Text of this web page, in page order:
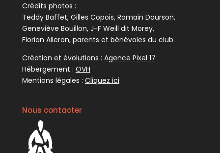
Crédits photos :
Teddy Baffet, Gilles Copois, Romain Dourson,
Geneviève Bouillon, J-F Weill dit Morey,
Florian Alleron, parents et bénévoles du club.
Création et évolutions : Agence Pixel 17
Hébergement : OVH
Mentions légales : Cliquez ici
Nous contacter